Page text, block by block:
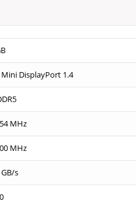
DisplayPort 1.4
MHz
MHz
s